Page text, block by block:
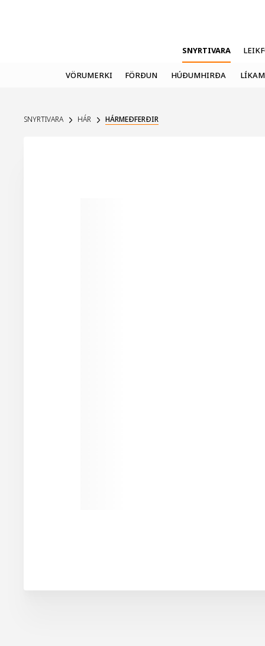
SNYRTIVARA
VÖRUMERKI FÖRÐUN HÚÐUMHIRÐA
SNYRTIVARA HÁR HÁRMEÐFERÐIR